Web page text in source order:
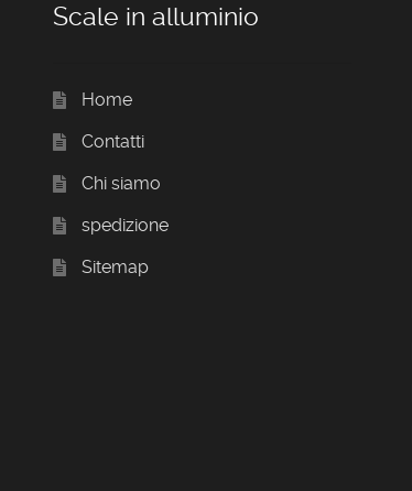
Scale in alluminio
Home
Contatti
Chi siamo
spedizione
Sitemap